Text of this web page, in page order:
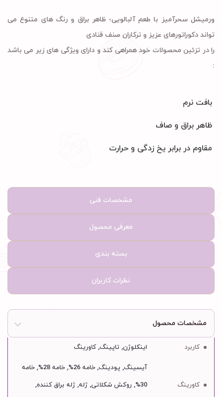
ورمیشل سحرآمیز با طعم آلبالویی؛ ظاهر براق و رنگ های متنوع می
تواند دکوراتورهای عزیز و ترکاران صنف قنادی
را در تزئین محصولات خود همراهی کند و دارای ویژگی های زیر می باشد
:
بافت نرم
ظاهر براق و صاف
‏مقاوم در برابر یخ زدگی و حرارت
مشخصات فنی
معرفی محصول
بسته بندی
نظرات کاربران
مشخصات محصول
کاربرد اینکلوژن, تاپینگ, کاورینگ
کاورینگ
آیسینگ, پودینگ, خامه 26%, خامه 28%, خامه
30%, روکش شکلاتی, ژله, ژله براق کننده,